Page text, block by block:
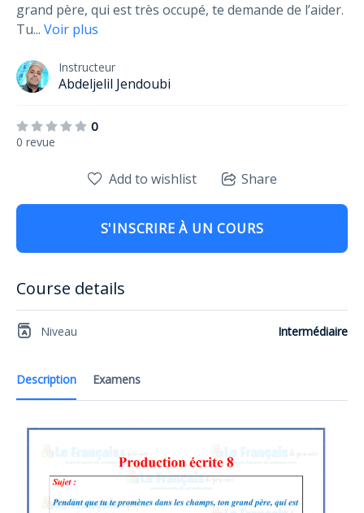
grand père, qui est très occupé, te demande de l’aider.
Tu... Voir plus
Instructeur
Abdeljelil Jendoubi
0
0 revue
Description Examens
Add to wishlist Share
S'INSCRIRE À UN COURS
Course details
Niveau Intermédiaire